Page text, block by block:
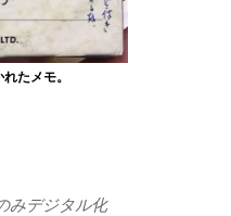
たメモ。
みデジタル化